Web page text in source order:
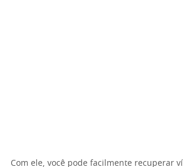
Com ele, você pode facilmente recuperar